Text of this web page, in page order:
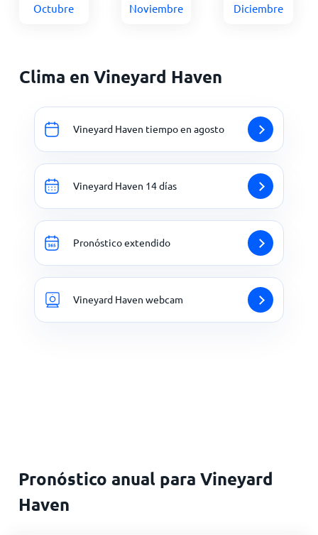
Octubre Noviembre Diciembre
Clima en Vineyard Haven
Vineyard Haven tiempo en agosto
Vineyard Haven 14 días
Pronóstico extendido
Vineyard Haven webcam
Pronóstico anual para Vineyard
Haven